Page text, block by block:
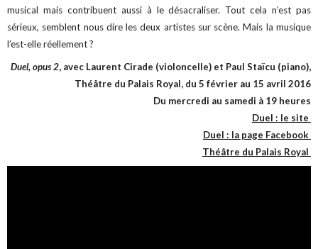
musical mais contribuent aussi à le désacraliser. Tout cela n’est pas
sérieux, semblent nous dire les deux artistes sur scène. Mais la musique
l’est-elle réellement ?
Duel, opus 2, avec Laurent Cirade (violoncelle) et Paul Staïcu (piano),
Théâtre du Palais Royal, du 5 février au 15 avril 2016
Du mercredi au samedi à 19 heures
Duel : le site
Duel : la page Facebook
Théâtre du Palais Royal